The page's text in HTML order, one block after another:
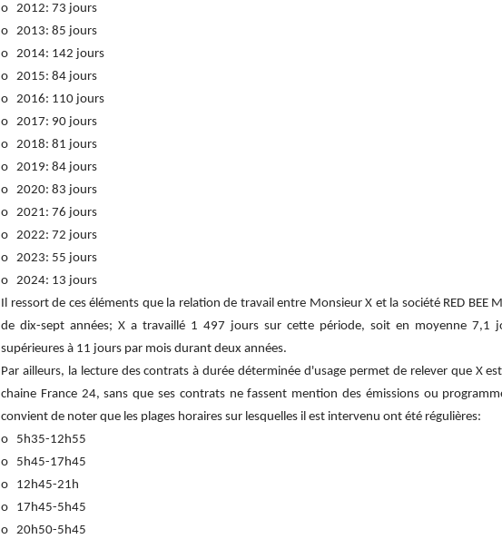
o 2012: 73 jours
o 2013: 85 jours
o 2014: 142 jours
o 2015: 84 jours
o 2016: 110 jours
o 2017: 90 jours
o 2018: 81 jours
o 2019: 84 jours
o 2020: 83 jours
o 2021: 76 jours
o 2022: 72 jours
o 2023: 55 jours
o 2024: 13 jours
Il ressort de ces éléments que la relation de travail entre Monsieur X et la société RED BEE
de dix-sept années; X a travaillé 1 497 jours sur cette période, soit en moyenne 7,1
supérieures à 11 jours par mois durant deux années.
Par ailleurs, la lecture des contrats à durée déterminée d'usage permet de relever que X
chaine France 24, sans que ses contrats ne fassent mention des émissions ou
convient de noter que les plages horaires sur lesquelles il est intervenu ont été régulières:
o 5h35-12h55
o 5h45-17h45
o 12h45-21h
o 17h45-5h45
o 20h50-5h45